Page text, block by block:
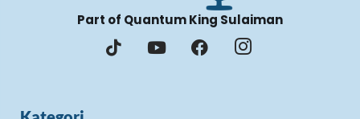
Part of Quantum King Sulaiman